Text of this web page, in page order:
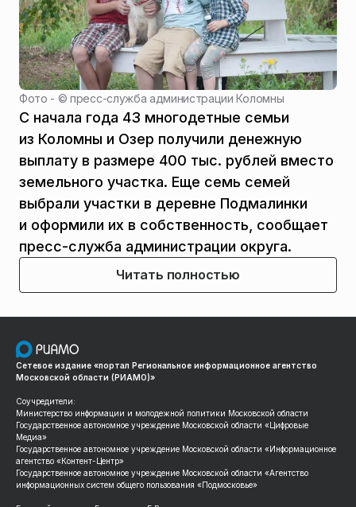
Фото - ©пресс-служба администрации Коломны
С начала года 43 многодетные семьи
из Коломны и Озер получили денежную
выплату в размере 400 тыс. рублей вместо
земельного участка. Еще семь семей
выбрали участки в деревне Подмалинки
и оформили их в собственность, сообщает
пресс-служба администрации округа.
Читать полностью
Сетевое издание «портал Региональное информационное агентство
Московской области (РИАМО)»
Соучредители:
Министерство информации и молодежной политики Московской области
Государственное автономное учреждение Московской области «Цифровые
Медиа»
Государственное автономное учреждение Московской области «Информационное
агентство «Контент-Центр»
Государственное автономное учреждение Московской области «Агентство
информационных систем общего пользования «Подмосковье»